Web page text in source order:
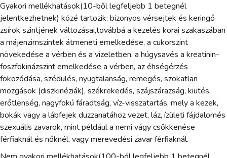
Gyakori mellékhatások(10-ből legfeljebb 1 betegnél
jelentkezhetnek) közé tartozik: bizonyos vérsejtek és keringő
zsírok szintjének változásai,továbbá a kezelés korai szakaszában
a májenzimszintek átmeneti emelkedése, a cukorszint
növekedése a vérben és a vizeletben, a húgysavés a kreatinin-
foszfokinázszint emelkedése a vérben, az éhségérzés
fokozódása, szédülés, nyugtalanság, remegés, szokatlan
mozgások (diszkinéziák), székrekedés, szájszárazság, kiütés,
erőtlenség, nagyfokú fáradtság, víz-visszatartás, mely a kezek,
bokák vagy a lábfejek duzzanatához vezet, láz, ízületi fájdalomés
szexuális zavarok, mint például a nemi vágy csökkenése
férfiaknál és nőknél, vagy merevedési zavar férfiaknál.